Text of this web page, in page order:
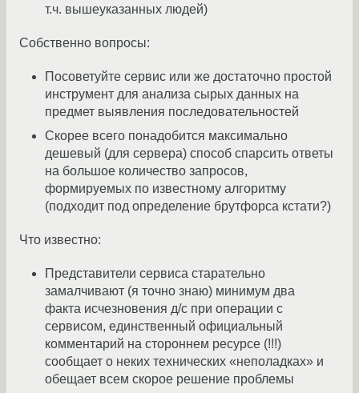
т.ч. вышеуказанных людей)
Собственно вопросы:
Посоветуйте сервис или же достаточно простой
инструмент для анализа сырых данных на
предмет выявления последовательностей
Скорее всего понадобится максимально
дешевый (для сервера) способ спарсить ответы
на большое количество запросов,
формируемых по известному алгоритму
(подходит под определение брутфорса кстати?)
Что известно:
Представители сервиса старательно
замалчивают (я точно знаю) минимум два
факта исчезновения д/с при операции с
сервисом, единственный официальный
комментарий на стороннем ресурсе (!!!)
сообщает о неких технических «неполадках» и
обещает всем скорое решение проблемы